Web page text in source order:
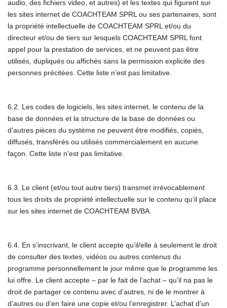
audio, des fichiers video, et autres) et les textes qui figurent sur
les sites internet de COACHTEAM SPRL ou ses partenaires, sont
la propriété intellectuelle de COACHTEAM SPRL et/ou du
directeur et/ou de tiers sur lesquels COACHTEAM SPRL font
appel pour la prestation de services, et ne peuvent pas être
utilisés, dupliqués ou affichés sans la permission explicite des
personnes précitées. Cette liste n’est pas limitative.
6.2. Les codes de logiciels, les sites internet, le contenu de la
base de données et la structure de la base de données ou
d’autres pièces du système ne peuvent être modifiés, copiés,
diffusés, transférés ou utilisés commercialement en aucune
façon. Cette liste n’est pas limitative.
6.3. Le client (et/ou tout autre tiers) transmet irrévocablement
tous les droits de propriété intellectuelle sur le contenu qu’il place
sur les sites internet de COACHTEAM BVBA.
6.4. En s’inscrivant, le client accepte qu’il/elle à seulement le droit
de consulter des textes, vidéos ou autres contenus du
programme personnellement le jour même que le programme les
lui offre. Le client accepte – par le fait de l’achat – qu’il na pas le
droit de partager ce contenu avec d’autres, ni de le montrer à
d’autres ou d’en faire une copie et/ou l’enregistrer. L’achat d’un